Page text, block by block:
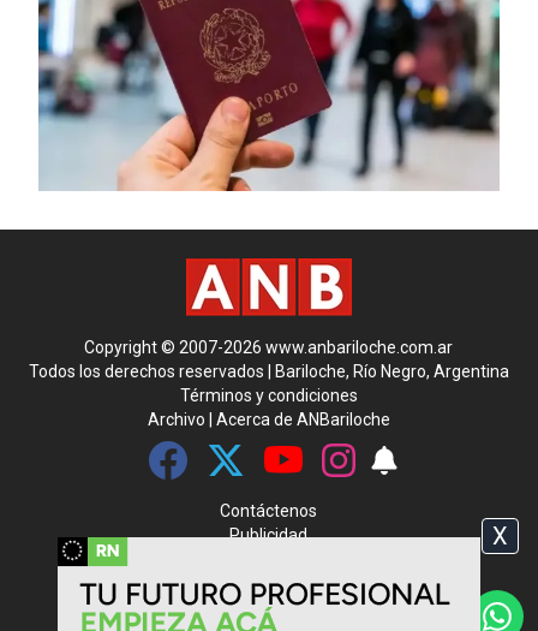
Copyright © 2007-2026 www.anbariloche.com.ar
Todos los derechos reservados | Bariloche, Río Negro, Argentina
Términos y condiciones
Archivo
Acerca de ANBariloche
Contáctenos
Publicidad
Media Kit|Rss
CMS para medios
X